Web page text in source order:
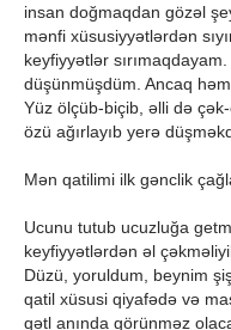
insan doğmaqdan gözəl
mənfi xüsusiyyətlərdən
keyfiyyətlər
düşünmüşdüm. Ancaq
Yüz ölçüb-biçib, əlli də
özü ağırlayıb yerə
Mən qatilimi ilk gənclik
Ucunu tutub ucuzluğa
keyfiyyətlərdən əl
Düzü, yoruldum, beynim
qatil xüsusi qiyafədə və
qətl anında görünməz